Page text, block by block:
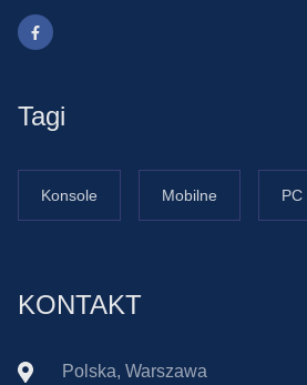
Tagi
Konsole Mobilne PC
KONTAKT
Polska, Warszawa